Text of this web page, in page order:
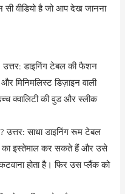
वीडियो है जो आप देख जानना
डाइनिंग टेबल की फैशन
मिनिमलिस्ट डिज़ाइन वाली
क्वालिटी की वुड और स्लीक
उत्तर: साधा डाइनिंग रूम टेबल
इस्तेमाल कर सकते हैं और उसे
होता है। फिर उस प्लैंक को